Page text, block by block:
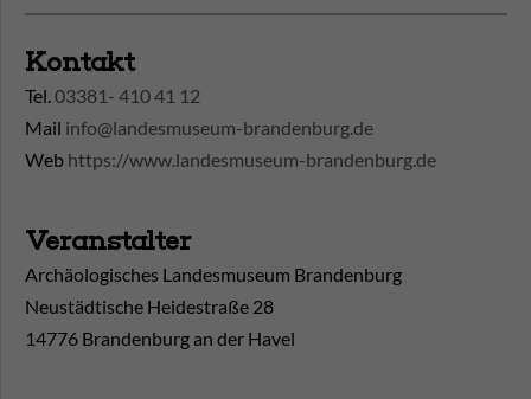
Kontakt
Tel.03381- 410 41 12
Mail info@landesmuseum-brandenburg.de
Web https://www.landesmuseum-brandenburg.de
Veranstalter
Archäologisches Landesmuseum Brandenburg
Neustädtische Heidestraße 28
14776 Brandenburg an der Havel